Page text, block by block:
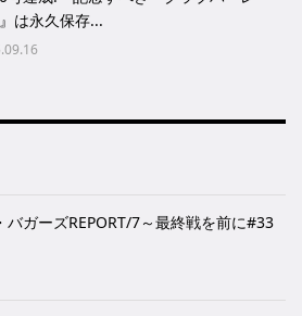
は永久保存...
ガーズREPORT/7～最終戦を前に#33